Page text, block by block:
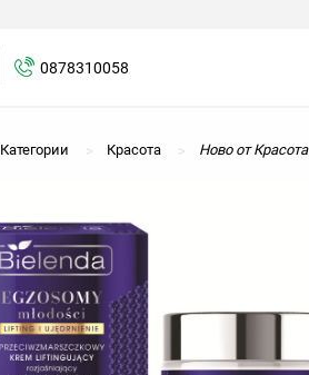
0878310058
Категории Красота Ново от Красота